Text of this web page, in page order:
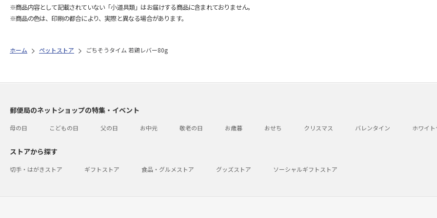
※商品内容として記載されていない「小道具類」はお届けする商品に含まれておりません。
※商品の色は、印刷の都合により、実際と異なる場合があります。
ホーム ペットストア ごちそうタイム 若鶏レバー80g
郵便局のネットショップの特集・イベント
母の日 こどもの日 父の日 お中元 敬老の日 お歳暮 おせち クリスマス バレンタイン ホワイ
ストアから探す
切手・はがきストア ギフトストア 食品・グルメストア グッズストア ソーシャルギフトストア